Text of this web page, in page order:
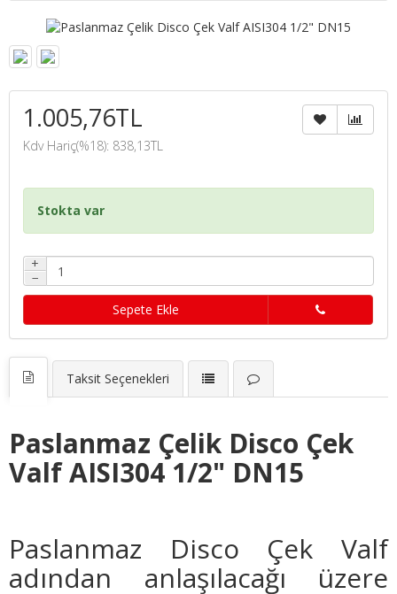
1.005,76TL
Kdv Hariç(%18): 838,13TL
Stokta var
+
−
Sepete Ekle
Taksit Seçenekleri
Paslanmaz Çelik Disco Çek
Valf AISI304 1/2" DN15
Paslanmaz Disco Çek Valf
adından anlaşılacağı üzere